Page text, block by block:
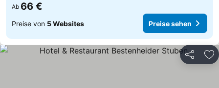
Ab 66 €
Preise von 5 Websites Preise sehen
Teilen